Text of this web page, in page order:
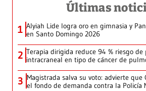
Últimas
1 Alyiah Lide logra oro en gimnasia y
en Santo Domingo 2026
2 Terapia dirigida reduce 94 % riesgo de
intracraneal en tipo de cáncer de
3 Magistrada salva su voto: advierte que
el fondo de demanda contra la Policía